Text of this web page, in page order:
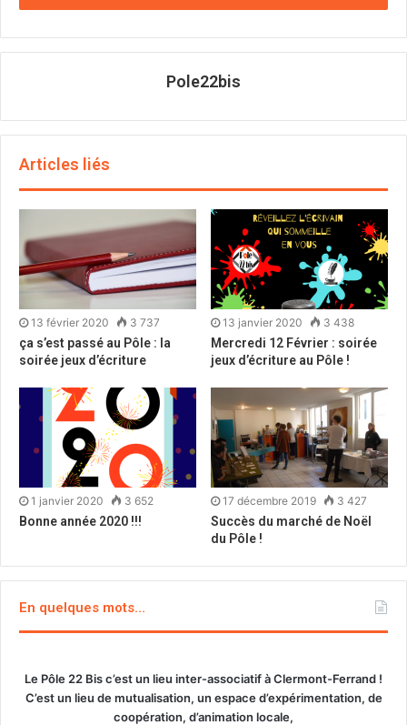
Pole22bis
Articles liés
13 février 2020 3 737
ça s’est passé au Pôle : la
soirée jeux d’écriture
13 janvier 2020 3 438
Mercredi 12 Février : soirée
jeux d’écriture au Pôle !
1 janvier 2020 3 652
Bonne année 2020 !!!
17 décembre 2019 3 427
Succès du marché de Noël
du Pôle !
En quelques mots…
Le Pôle 22 Bis c’est un lieu inter-associatif à Clermont-Ferrand !
C’est un lieu de mutualisation, un espace d’expérimentation, de
coopération, d’animation locale,